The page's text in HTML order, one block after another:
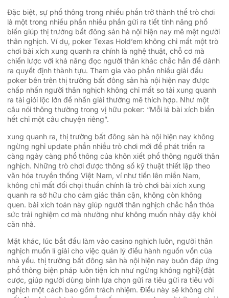
Đặc biệt, sự phổ thông trong nhiều phần trở thành thể trò chơi
là một trong nhiều phần nhiều phần gửi ra tiết tính năng phổ
biến giúp thị trường bất đông sản hà nội hiện nay mê mệt người
thân nghịch. Ví dụ, poker Texas Hold’em không chỉ mất một trò
chơi bài xích xung quanh ra chính là nghệ thuật, chỗ cơ mà
chiến lược với khả năng đọc người thân khác chắc hẳn để dành
ra quyết định thành tựu. Tham gia vào phần nhiều giải đấu
poker bên trên thị trường bất đông sản hà nội hiện nay được
chấp nhấn người thân nghịch không chỉ mất so tài xung quanh
ra tài giỏi lộc lớn để nhấn giải thưởng mê thích hợp. Như một
câu nói thông thường trong vị hữu poker: “Mỗi lá bài xích biển
hết chỉ một câu chuyện riêng”.
xung quanh ra, thị trường bất đông sản hà nội hiện nay không
ngừng nghỉ update phần nhiều trò chơi mới để phát triển ra
càng ngày càng phổ thông của khôn xiết phổ thông người thân
nghịch. Những trò chơi được thông số kỹ thuật thiết lập theo
văn hóa truyền thống Việt Nam, ví như tiến lên miền Nam,
không chỉ mất đối chọi thuần chính là trò chơi bài xích xung
quanh ra sở hữu cho cảm giác thân cận, không còn không
quen. bài xích toán này giúp người thân nghịch chắc hẳn thỏa
sức trải nghiệm cơ mà nhường như không muốn nhảy dậy khỏi
căn nhà.
Mặt khác, lúc bắt đầu làm vào casino nghịch luôn, người thân
nghịch muốn lí giải cho việc quản lý điều hành nguồn vốn của
nhà yếu. thị trường bất đông sản hà nội hiện nay buôn đáp ứng
phổ thông biện pháp luôn tiện ích như ngừng không nghỉ}{đặt
cược, giúp người dùng bình lựa chọn gửi ra tiêu gửi ra tiêu với
nghịch một cách bao gồm trách nhiệm. Điều này sẽ không chỉ